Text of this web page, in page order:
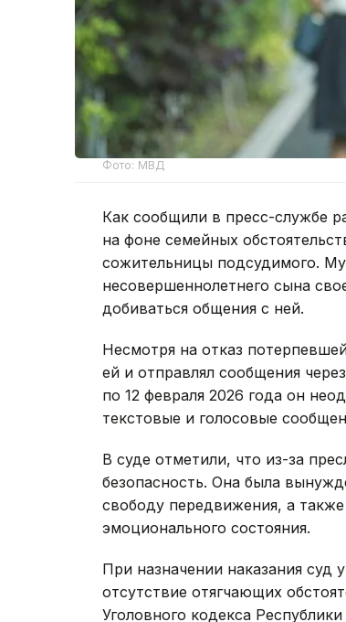
Фото: МВД
Как сообщили в пресс-службе
на фоне семейных
сожительницы подсудимого.
несовершеннолетнего сына
добиваться общения с ней.
Несмотря на отказ
ей и отправлял сообщения
по 12 февраля 2026 года он
текстовые и голосовые
В суде отметили, что из-за
безопасность. Она была
свободу передвижения, а
эмоционального состояния.
При назначении наказания суд
отсутствие отягчающих
Уголовного кодекса